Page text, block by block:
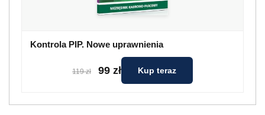
Kontrola PIP. Nowe uprawnienia
119 zł 99 zł Kup teraz